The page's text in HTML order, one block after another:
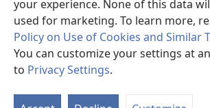
your experience. None of this data
used for marketing. To learn more,
Policy on Use of Cookies and Similar
You can customize your settings at
to Privacy Settings.
Copyright© 2026 Watch Tower Bible and Tract
GEBRUIKSVOORWAARDES
PRIVAATHEIDSINSTELLINGS